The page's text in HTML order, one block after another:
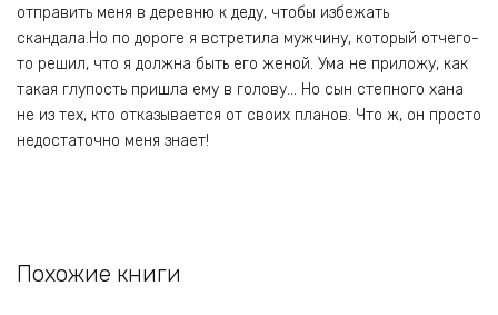
отправить меня в деревню к деду, чтобы избежать
скандала.Но по дороге я встретила мужчину, который отчего-
то решил, что я должна быть его женой. Ума не приложу, как
такая глупость пришла ему в голову… Но сын степного хана
не из тех, кто отказывается от своих планов. Что ж, он просто
недостаточно меня знает!
Похожие книги